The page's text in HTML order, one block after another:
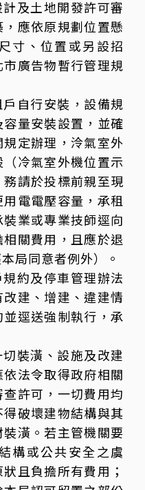
及土地開發許可審
應依原規劃位置懸
寸、位置或另設招
廣告物暫行管理規
自行安裝，設備規
量安裝設置，並確
定辦理，泠氣室外
冷氣室外機位置示
請於投標前親至現
電電壓容量，承租
業或專業技師逕向
關費用，且應於退
局同意者例外）。
約及停車管理辦法
建、增建、違建情
逕送強制執行，承
裝潢、設施及改建
法令取得政府相關
許可，一切費用均
破壞建物結構與其
潢。若主管機關要
構或公共安全之虞
且負擔所有費用；